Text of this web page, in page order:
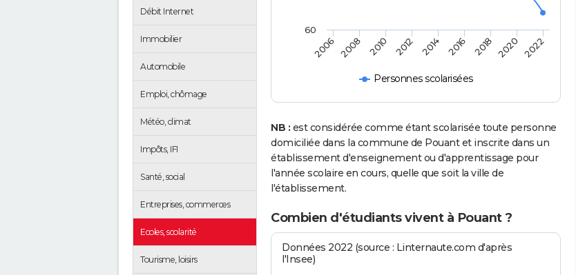
Débit Internet
Immobilier
Automobile
Emploi, chômage
Météo, climat
Impôts, IFI
Santé, social
Entreprises, commerces
Ecoles, scolarité
Tourisme, loisirs
Personnes scolarisées
2006 2008 2010 2012 2014 2016 2018 2020 2022
60
NB : est considérée comme étant scolarisée toute personne
domiciliée dans la commune de Pouant et inscrite dans un
établissement d'enseignement ou d'apprentissage pour
l'année scolaire en cours, quelle que soit la ville de
l'établissement.
Combien d'étudiants vivent à Pouant ?
Données 2022 (source : Linternaute.com d'après
l'Insee)